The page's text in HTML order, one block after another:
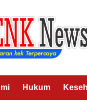
Hukum